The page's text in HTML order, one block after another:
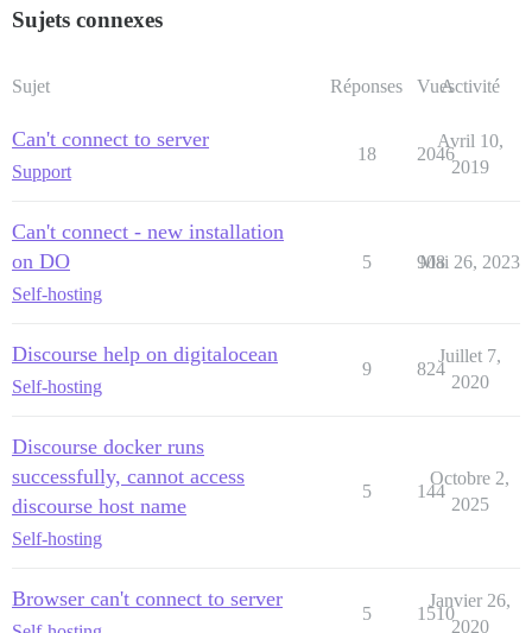
Sujets connexes
Sujet Réponses VuesActivité
Can't connect to server
Support
18 2046
Avril 10,
2019
Can't connect - new installation
on DO
Self-hosting
5 908
Mai 26, 2023
Discourse help on digitalocean
Self-hosting
9 824
Juillet 7,
2020
Discourse docker runs
successfully, cannot access
discourse host name
Self-hosting
5 144
Octobre 2,
2025
Browser can't connect to server
5 1510
Janvier 26,
2020